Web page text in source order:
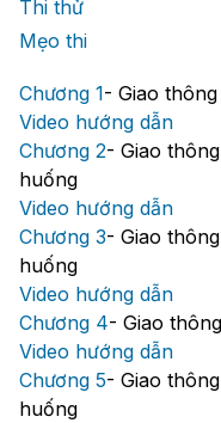
Thi thử
Mẹo thi
Chương 1- Giao
Video hướng dẫn
Chương 2- Giao
huống
Video hướng dẫn
Chương 3- Giao
huống
Video hướng dẫn
Chương 4- Giao
Video hướng dẫn
Chương 5- Giao
huống